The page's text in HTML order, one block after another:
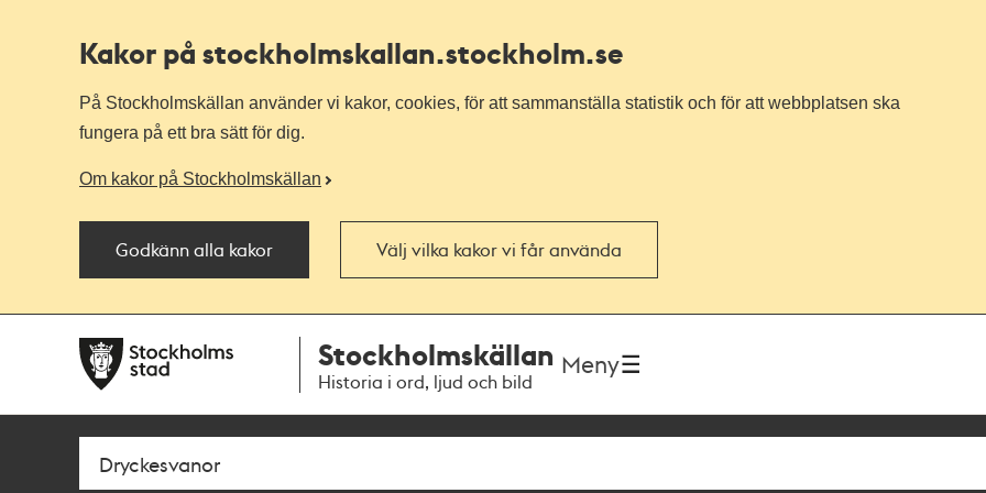
Kakor på stockholmskallan.stockholm.se
På Stockholmskällan använder vi kakor, cookies, för att sammanställa statistik och för att webbplatsen ska
fungera på ett bra sätt för dig.
Om kakor på Stockholmskällan
Godkänn alla kakor Välj vilka kakor vi får använda
navigationen
huvudinnehållet
Stockholmskällan
Historia i ord, ljud och bild
Meny
Sök